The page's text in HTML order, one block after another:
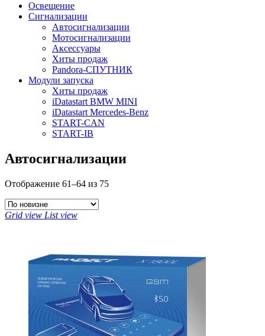
Освещение
Сигнализации
Автосигнализации
Мотосигнализации
Аксессуары
Хиты продаж
Pandora-СПУТНИК
Модули запуска
Хиты продаж
iDatastart BMW MINI
iDatastart Mercedes-Benz
START-CAN
START-IB
Автосигнализации
Отображение 61–64 из 75
Grid view List view